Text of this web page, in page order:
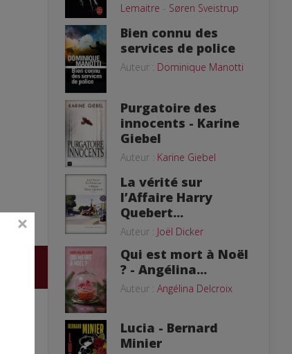
Lemaitre - Søren Sveistrup
Bien connu des
services de police
Auteur : Dominique Manotti
Purgatoire des
innocents - Karine
Giebel
Auteur : Karine Giebel
La vérité sur
l’Affaire Harry
Quebert...
Auteur : Joël Dicker
Qui est mort à Noël
? - Angélina...
Auteur : Angélina Delcroix
Lucia - Bernard
Minier